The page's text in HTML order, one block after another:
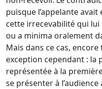
puisque l’appelante
cette irrecevabilité qui
ou a minima oralement
Mais dans ce cas,
exception cependant : la
représentée à la
se présenter à